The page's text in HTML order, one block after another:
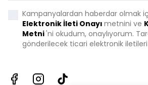
Kampanyalardan haberdar olmak
Elektronik İleti Onayı metnini ve
Metni'ni okudum, onaylıyorum.
gönderilecek ticari elektronik